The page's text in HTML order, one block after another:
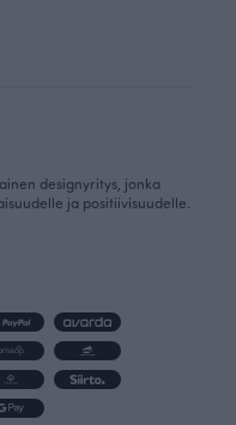
designyritys, jonka
ja positiivisuudelle.